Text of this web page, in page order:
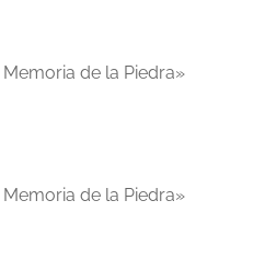
de la Piedra»
de la Piedra»